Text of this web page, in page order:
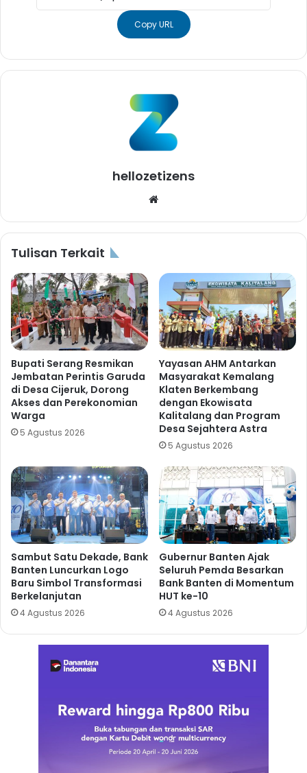
Copy URL
hellozetizens
Tulisan Terkait
Bupati Serang Resmikan
Jembatan Perintis Garuda
di Desa Cijeruk, Dorong
Akses dan Perekonomian
Warga
5 Agustus 2026
Yayasan AHM Antarkan
Masyarakat Kemalang
Klaten Berkembang
dengan Ekowisata
Kalitalang dan Program
Desa Sejahtera Astra
5 Agustus 2026
Sambut Satu Dekade, Bank
Banten Luncurkan Logo
Baru Simbol Transformasi
Berkelanjutan
4 Agustus 2026
Gubernur Banten Ajak
Seluruh Pemda Besarkan
Bank Banten di Momentum
HUT ke-10
4 Agustus 2026